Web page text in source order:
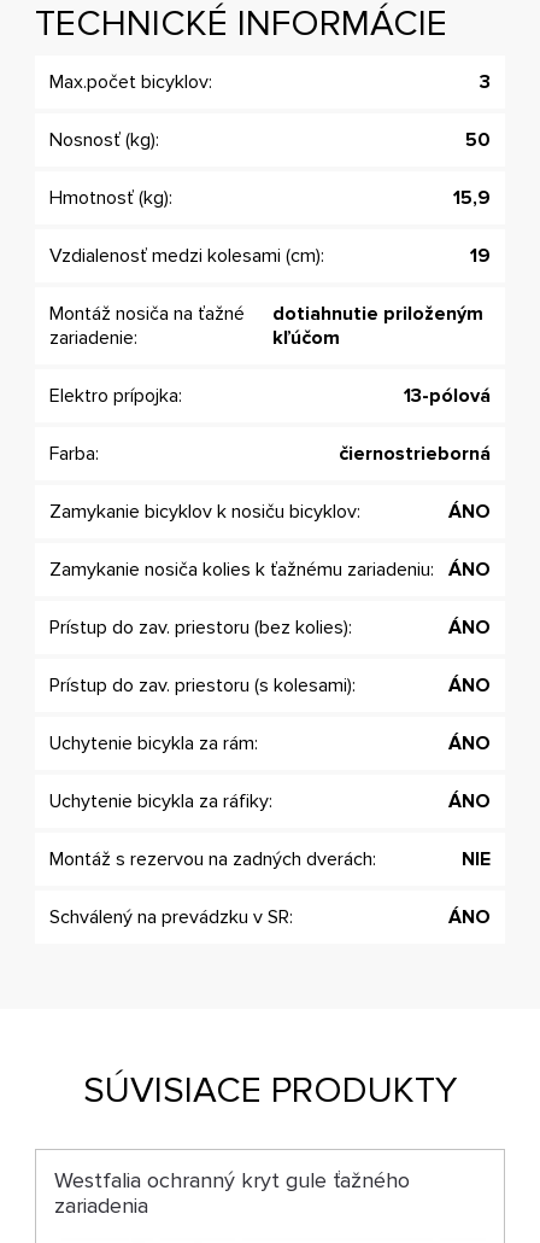
TECHNICKÉ INFORMÁCIE
Max.počet bicyklov: 3
Nosnosť (kg): 50
Hmotnosť (kg): 15,9
Vzdialenosť medzi kolesami (cm): 19
Montáž nosiča na ťažné
zariadenie:
dotiahnutie priloženým
kľúčom
Elektro prípojka: 13-pólová
Farba: čiernostrieborná
Zamykanie bicyklov k nosiču bicyklov: ÁNO
Zamykanie nosiča kolies k ťažnému zariadeniu: ÁNO
Prístup do zav. priestoru (bez kolies): ÁNO
Prístup do zav. priestoru (s kolesami): ÁNO
Uchytenie bicykla za rám: ÁNO
Uchytenie bicykla za ráfiky: ÁNO
Montáž s rezervou na zadných dverách: NIE
Schválený na prevádzku v SR: ÁNO
SÚVISIACE PRODUKTY
Westfalia ochranný kryt gule ťažného
zariadenia